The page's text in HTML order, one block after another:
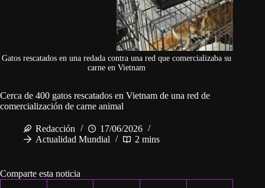
Gatos rescatados en una redada contra una red que comercializaba su
carne en Vietnam
Cerca de 400 gatos rescatados en Vietnam de una red de
comercialización de carne animal
Redacción
17/06/2026
Actualidad Mundial
2 mins
Comparte esta noticia